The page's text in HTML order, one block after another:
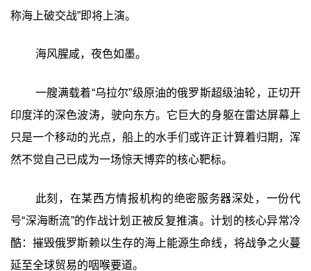
称海上破交战”即将上演。
海风腥咸，夜色如墨。
一艘满载着“乌拉尔”级原油的俄罗斯超级油轮，正切开
印度洋的深色波涛，驶向东方。它巨大的身躯在雷达屏幕上
只是一个移动的光点，船上的水手们或许正计算着归期，浑
然不觉自己已成为一场惊天博弈的核心靶标。
此刻，在某西方情报机构的绝密服务器深处，一份代
号“深海断流”的作战计划正被反复推演。计划的核心异常冷
酷：摧毁俄罗斯赖以生存的海上能源生命线，将战争之火蔓
延至全球贸易的咽喉要道。